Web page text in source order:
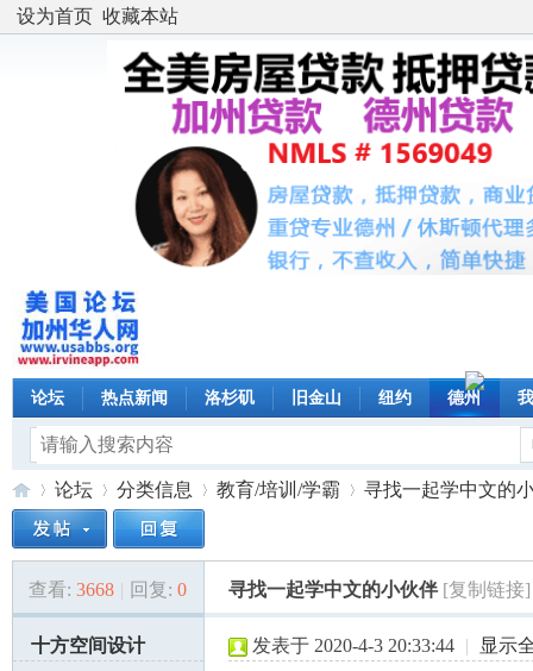
设为首页 收藏本站
论坛 热点新闻 洛杉矶 旧金山 纽约 德州
美»
论坛
›
分类信息 教育/培训/学霸
›
寻找一起学中文的
查看: 3668 | 回复: 0 寻找一起学中文的小伙伴 [复制链接]
十方空间设计 发表于 2020-4-3 20:33:44 | 显示